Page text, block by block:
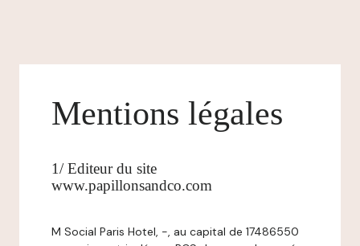
Mentions légales
1/ Editeur du site
www.papillonsandco.com
M Social Paris Hotel, -, au capital de 17486550